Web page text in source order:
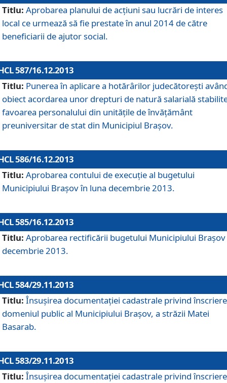
Titlu: Aprobarea planului de acţiuni sau lucrări de interes
local ce urmează să fie prestate în anul 2014 de către
beneficiarii de ajutor social.
587/16.12.2013
Titlu: Punerea în aplicare a hotărârilor judecătoreşti
obiect acordarea unor drepturi de natură salarială
favoarea personalului din unităţile de învăţământ
preuniversitar de stat din Municipiul Braşov.
586/16.12.2013
Titlu: Aprobarea contului de execuţie al bugetului
Municipiului Braşov în luna decembrie 2013.
585/16.12.2013
Titlu: Aprobarea rectificării bugetului Municipiului Braşov
decembrie 2013.
584/29.11.2013
Titlu: Însuşirea documentaţiei cadastrale privind
domeniul public al Municipiului Braşov, a străzii Matei
Basarab.
583/29.11.2013
Titlu: Însuşirea documentaţiei cadastrale privind